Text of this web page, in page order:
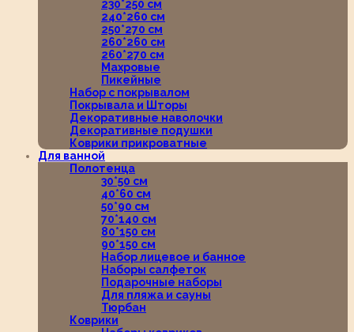
230*250 см
240*260 см
250*270 см
260*260 см
260*270 см
Махровые
Пикейные
Набор с покрывалом
Покрывала и Шторы
Декоративные наволочки
Декоративные подушки
Коврики прикроватные
Для ванной
Полотенца
30*50 см
40*60 см
50*90 см
70*140 см
80*150 см
90*150 см
Набор лицевое и банное
Наборы салфеток
Подарочные наборы
Для пляжа и сауны
Тюрбан
Коврики